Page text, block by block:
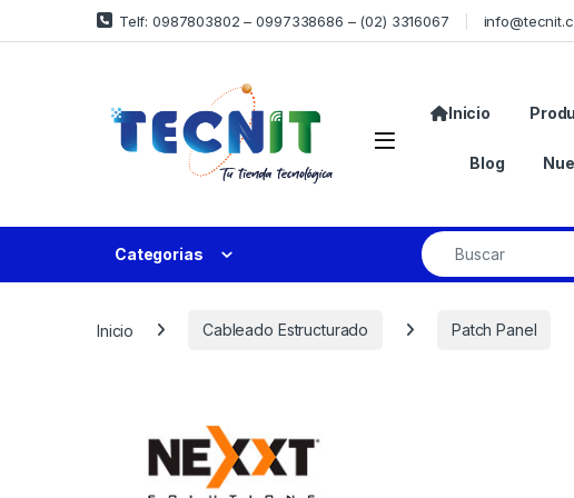
Telf: 0987803802 – 0997338686 – (02) 3316067
Inicio
Blog
Categorias
Inicio Cableado Estructurado Patch Panel